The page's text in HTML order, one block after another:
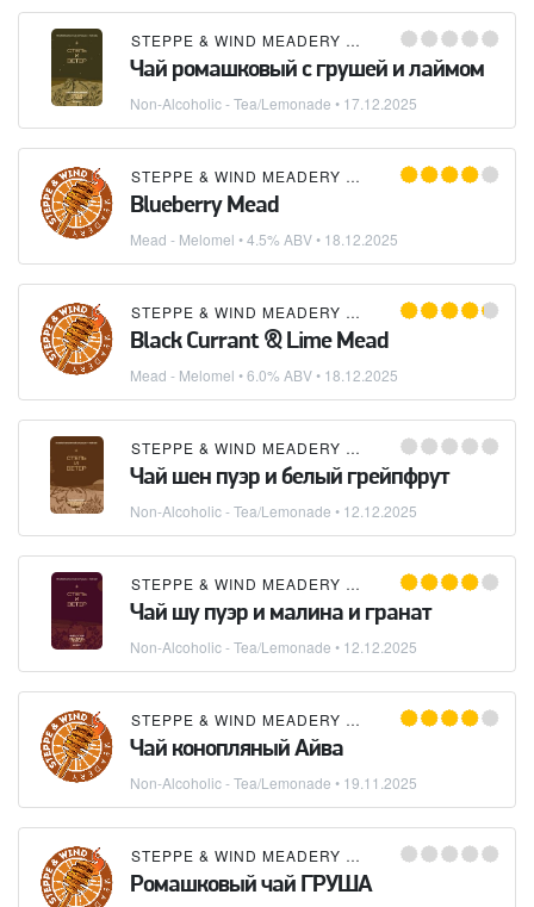
STEPPE & WIND MEADERY (СТЕПЬ И ВЕТЕР)
Чай ромашковый с грушей и лаймом
Non-Alcoholic - Tea/Lemonade • 17.12.2025
STEPPE & WIND MEADERY (СТЕПЬ И ВЕТЕР)
Blueberry Mead
Mead - Melomel • 4.5% ABV • 18.12.2025
STEPPE & WIND MEADERY (СТЕПЬ И ВЕТЕР)
Black Currant & Lime Mead
Mead - Melomel • 6.0% ABV • 18.12.2025
STEPPE & WIND MEADERY (СТЕПЬ И ВЕТЕР)
Чай шен пуэр и белый грейпфрут
Non-Alcoholic - Tea/Lemonade • 12.12.2025
STEPPE & WIND MEADERY (СТЕПЬ И ВЕТЕР)
Чай шу пуэр и малина и гранат
Non-Alcoholic - Tea/Lemonade • 12.12.2025
STEPPE & WIND MEADERY (СТЕПЬ И ВЕТЕР)
Чай конопляный Айва
Non-Alcoholic - Tea/Lemonade • 19.11.2025
STEPPE & WIND MEADERY (СТЕПЬ И ВЕТЕР)
Ромашковый чай ГРУША